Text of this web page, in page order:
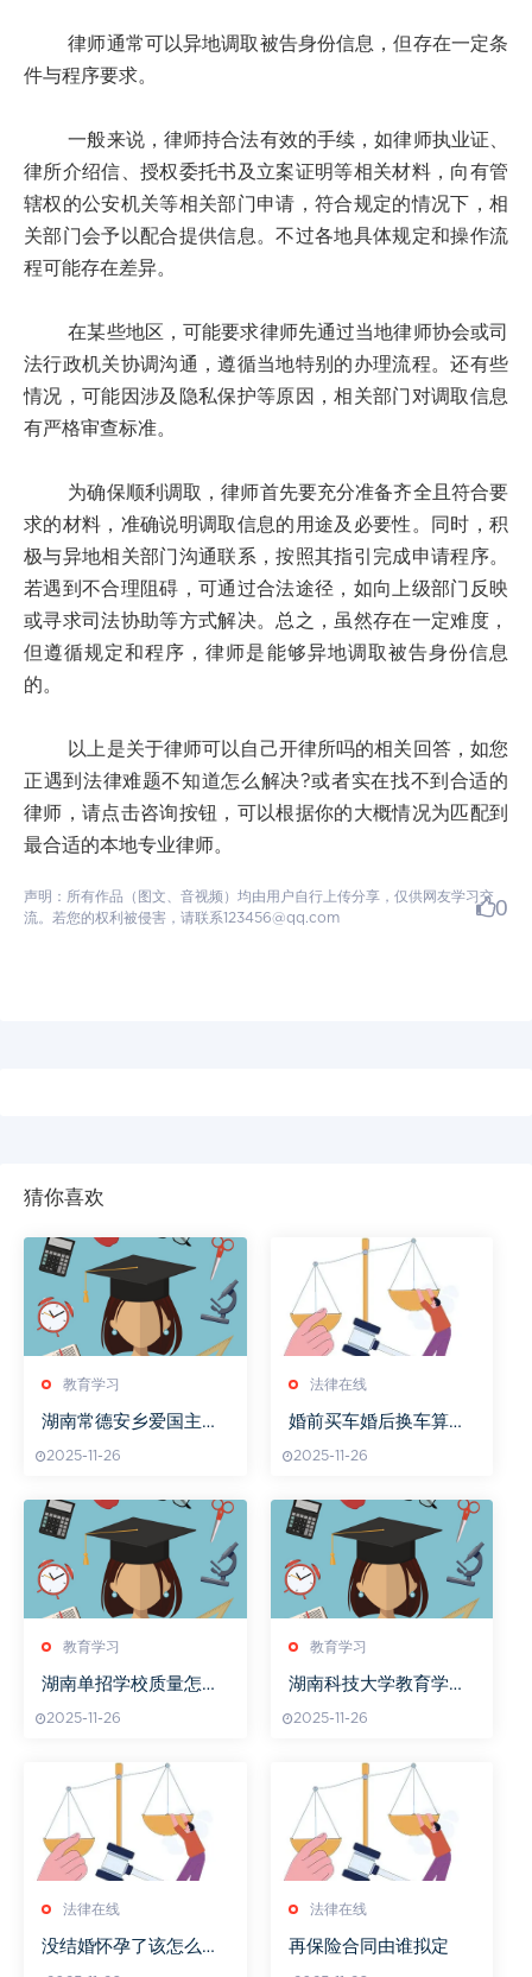
律师通常可以异地调取被告身份信息，但存在一定条
件与程序要求。
一般来说，律师持合法有效的手续，如律师执业证、
律所介绍信、授权委托书及立案证明等相关材料，向有管
辖权的公安机关等相关部门申请，符合规定的情况下，相
关部门会予以配合提供信息。不过各地具体规定和操作流
程可能存在差异。
在某些地区，可能要求律师先通过当地律师协会或司
法行政机关协调沟通，遵循当地特别的办理流程。还有些
情况，可能因涉及隐私保护等原因，相关部门对调取信息
有严格审查标准。
为确保顺利调取，律师首先要充分准备齐全且符合要
求的材料，准确说明调取信息的用途及必要性。同时，积
极与异地相关部门沟通联系，按照其指引完成申请程序。
若遇到不合理阻碍，可通过合法途径，如向上级部门反映
或寻求司法协助等方式解决。总之，虽然存在一定难度，
但遵循规定和程序，律师是能够异地调取被告身份信息
的。
以上是关于律师可以自己开律所吗的相关回答，如您
正遇到法律难题不知道怎么解决?或者实在找不到合适的
律师，请点击咨询按钮，可以根据你的大概情况为匹配到
最合适的本地专业律师。
声明：所有作品（图文、音视频）均由用户自行上传分享，仅供网友学习交
流。若您的权利被侵害，请联系123456@qq.com
0
猜你喜欢
教育学习
湖南常德安乡爱国主义
2025-11-26
法律在线
婚前买车婚后换车算共
2025-11-26
教育学习
湖南单招学校质量怎么
2025-11-26
教育学习
湖南科技大学教育学院
2025-11-26
法律在线
没结婚怀孕了该怎么走
法律在线
再保险合同由谁拟定